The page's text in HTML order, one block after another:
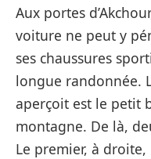
Aux portes
voiture ne peut y
ses chaussures
longue randonnée.
aperçoit est le petit
montagne. De là,
Le premier, à